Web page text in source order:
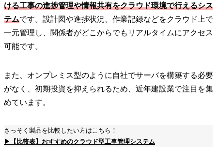
ける工事の進捗管理や情報共有をクラウド環境で行えるシス
テムです。設計図や進捗状況、作業記録などをクラウド上で
一元管理し、関係者がどこからでもリアルタイムにアクセス
可能です。
また、オンプレミス型のように自社でサーバを構築する必要
がなく、初期投資を抑えられるため、近年建設業で注目を集
めています。
さっそく製品を比較したい方はこちら！
▶【比較表】おすすめのクラウド型工事管理システム